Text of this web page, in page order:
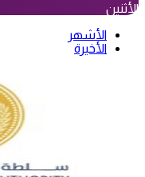
الأثنين
الأشهر
الأخيرة